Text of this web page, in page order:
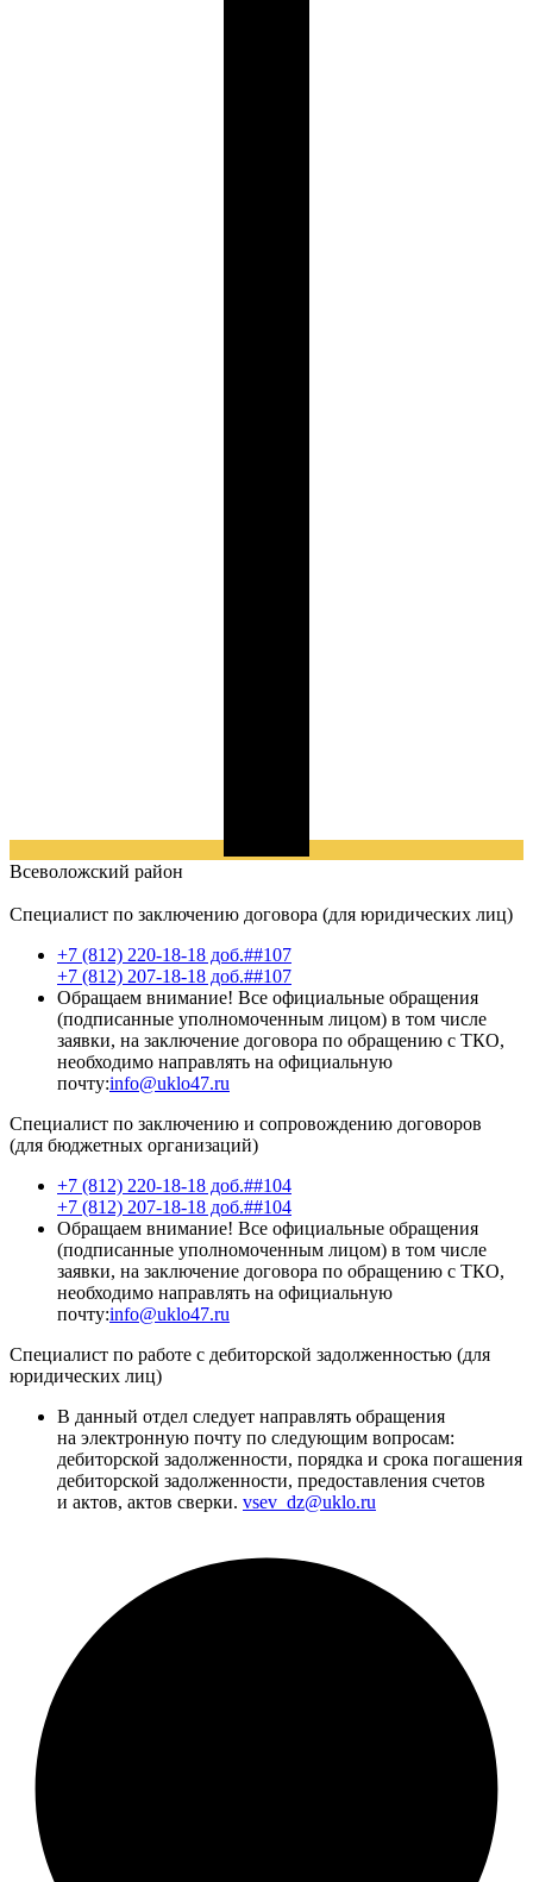
Всеволожский район
Специалист по заключению договора (для юридических лиц)
+7 (812) 220-18-18 доб.##107
+7 (812) 207-18-18 доб.##107
Обращаем внимание! Все официальные обращения
(подписанные уполномоченным лицом) в том числе
заявки, на заключение договора по обращению с ТКО,
необходимо направлять на официальную
почту:info@uklo47.ru
Специалист по заключению и сопровождению договоров
(для бюджетных организаций)
+7 (812) 220-18-18 доб.##104
+7 (812) 207-18-18 доб.##104
Обращаем внимание! Все официальные обращения
(подписанные уполномоченным лицом) в том числе
заявки, на заключение договора по обращению с ТКО,
необходимо направлять на официальную
почту:info@uklo47.ru
Специалист по работе с дебиторской задолженностью (для
юридических лиц)
В данный отдел следует направлять обращения
на электронную почту по следующим вопросам:
дебиторской задолженности, порядка и срока погашения
дебиторской задолженности, предоставления счетов
и актов, актов сверки. vsev_dz@uklo.ru